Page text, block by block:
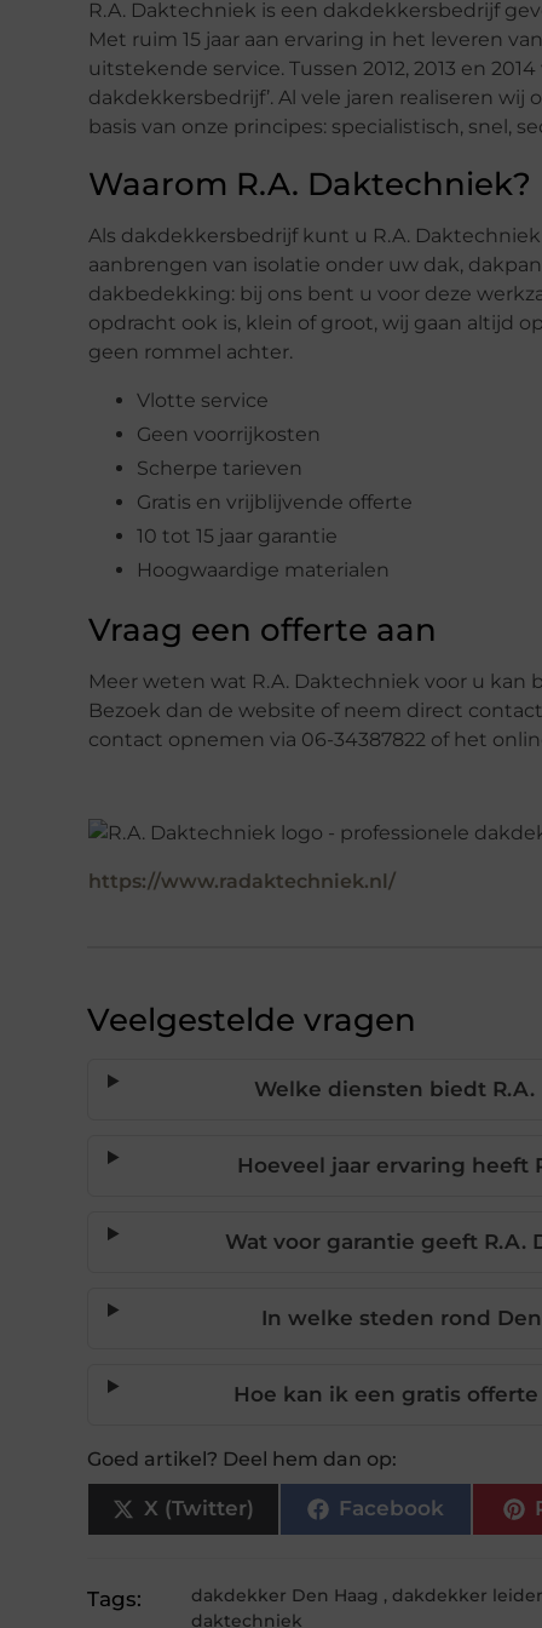
R.A. Daktechniek is een dakdekkersbedrijf
Met ruim 15 jaar aan ervaring in het leveren
uitstekende service. Tussen 2012, 2013 en
dakdekkersbedrijf’. Al vele jaren realiseren
basis van onze principes: specialistisch, snel,
Waarom R.A. Daktechniek?
Als dakdekkersbedrijf kunt u R.A.
aanbrengen van isolatie onder uw dak,
dakbedekking: bij ons bent u voor deze
opdracht ook is, klein of groot, wij gaan altijd
geen rommel achter.
Vlotte service
Geen voorrijkosten
Scherpe tarieven
Gratis en vrijblijvende offerte
10 tot 15 jaar garantie
Hoogwaardige materialen
Vraag een offerte aan
Meer weten wat R.A. Daktechniek voor u
Bezoek dan de website of neem direct
contact opnemen via 06-34387822 of het
https://www.radaktechniek.nl/
Veelgestelde vragen
Welke diensten biedt
Hoeveel jaar ervaring heeft
Wat voor garantie geeft
In welke steden rond
Hoe kan ik een gratis
Goed artikel? Deel hem dan op:
X (Twitter) Facebook
Tags: dakdekker Den Haag , dakdekker
daktechniek